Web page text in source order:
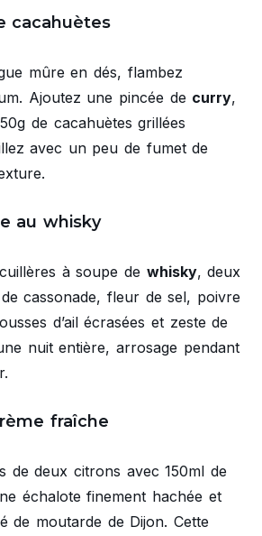
cacahuètes
mûre en dés, flambez
Ajoutez une pincée de curry,
de cacahuètes grillées
avec un peu de fumet de
au whisky
à soupe de whisky, deux
cassonade, fleur de sel, poivre
d’ail écrasées et zeste de
nuit entière, arrosage pendant
fraîche
de deux citrons avec 150ml de
échalote finement hachée et
de moutarde de Dijon. Cette